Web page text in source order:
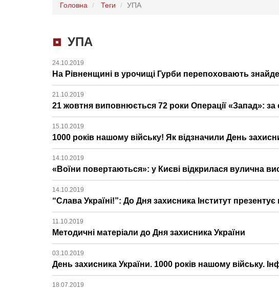
Головна Теги УПА
УПА
24.10.2019
На Рівненщині в урочищі Гурби перепоховають
21.10.2019
21 жовтня виповнюється 72 роки Операції «Запад»:
15.10.2019
1000 років нашому війську! Як відзначили День
14.10.2019
«Воїни повертаються»: у Києві відкрилася вулична
14.10.2019
“Слава Україні!”: До Дня захисника Інститут
11.10.2019
Методичні матеріали до Дня захисника України
03.10.2019
День захисника України. 1000 років нашому війську.
18.07.2019